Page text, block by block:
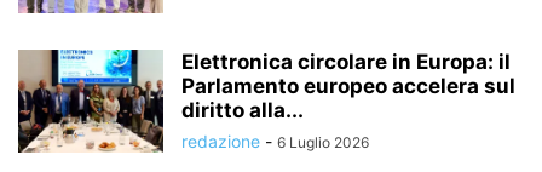
Elettronica circolare in Europa: il
Parlamento europeo accelera sul
diritto alla...
redazione - 6 Luglio 2026